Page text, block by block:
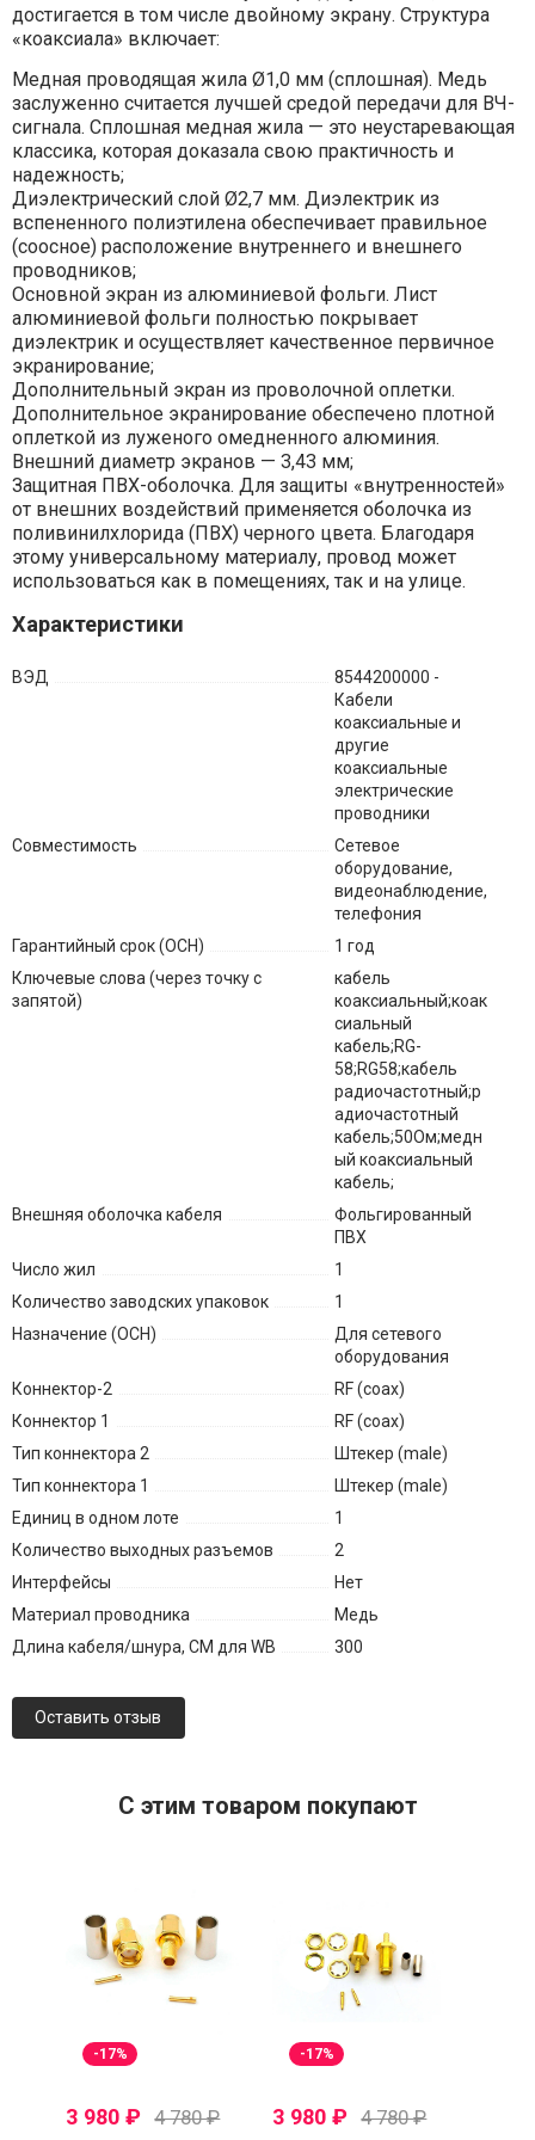
достигается в том числе двойному экрану. Структура
«коаксиала» включает:
Медная проводящая жила Ø1,0 мм (сплошная). Медь
заслуженно считается лучшей средой передачи для ВЧ-
сигнала. Сплошная медная жила — это неустаревающая
классика, которая доказала свою практичность и
надежность;
Диэлектрический слой Ø2,7 мм. Диэлектрик из
вспененного полиэтилена обеспечивает правильное
(соосное) расположение внутреннего и внешнего
проводников;
Основной экран из алюминиевой фольги. Лист
алюминиевой фольги полностью покрывает
диэлектрик и осуществляет качественное первичное
экранирование;
Дополнительный экран из проволочной оплетки.
Дополнительное экранирование обеспечено плотной
оплеткой из луженого омедненного алюминия.
Внешний диаметр экранов — 3,43 мм;
Защитная ПВХ-оболочка. Для защиты «внутренностей»
от внешних воздействий применяется оболочка из
поливинилхлорида (ПВХ) черного цвета. Благодаря
этому универсальному материалу, провод может
использоваться как в помещениях, так и на улице.
Характеристики
ВЭД
8544200000 -
Кабели
коаксиальные и
другие
коаксиальные
электрические
проводники
Совместимость
Сетевое
оборудование,
видеонаблюдение,
телефония
Гарантийный срок (ОСН)
1 год
Ключевые слова (через точку с
запятой)
кабель
коаксиальный;коак
сиальный
кабель;RG-
58;RG58;кабель
радиочастотный;р
адиочастотный
кабель;50Ом;медн
ый коаксиальный
кабель;
Внешняя оболочка кабеля
Фольгированный
ПВХ
Число жил
1
Количество заводских упаковок
1
Назначение (ОСН)
Для сетевого
оборудования
Коннектор-2
RF (coax)
Коннектор 1
RF (coax)
Тип коннектора 2
Штекер (male)
Тип коннектора 1
Штекер (male)
Единиц в одном лоте
1
Количество выходных разъемов
2
Интерфейсы
Нет
Материал проводника
Медь
Длина кабеля/шнура, СМ для WB
300
Оставить отзыв
C этим товаром покупают
-17%
3 980₽ 4 780₽
-17%
3 980₽ 4 780₽